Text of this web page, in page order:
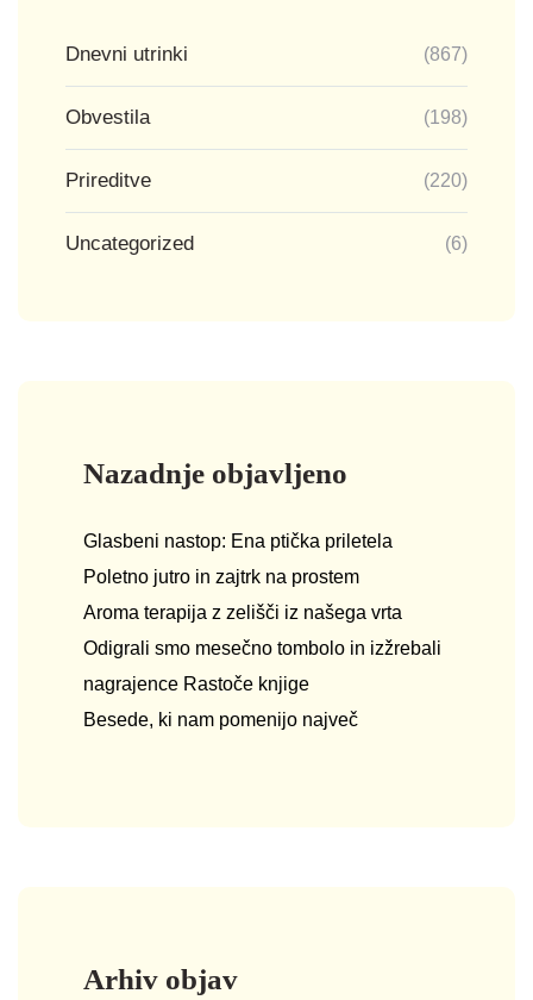
Dnevni utrinki (867)
Obvestila (198)
Prireditve (220)
Uncategorized (6)
Nazadnje objavljeno
Glasbeni nastop: Ena ptička priletela
Poletno jutro in zajtrk na prostem
Aroma terapija z zelišči iz našega vrta
Odigrali smo mesečno tombolo in izžrebali
nagrajence Rastoče knjige
Besede, ki nam pomenijo največ
Arhiv objav